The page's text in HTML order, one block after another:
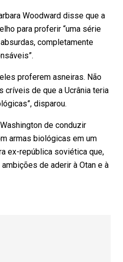
Woodward disse que a
para proferir “uma série
completamente
proferem asneiras. Não
críveis de que a Ucrânia teria
disparou.
de conduzir
armas biológicas em um
ex-república soviética que,
de aderir à Otan e à